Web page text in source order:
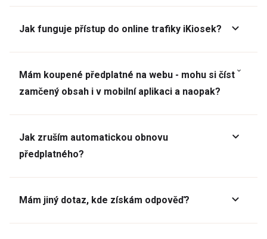
Jak funguje přístup do online trafiky iKiosek?
Mám koupené předplatné na webu - mohu si číst
zamčený obsah i v mobilní aplikaci a naopak?
Jak zruším automatickou obnovu
předplatného?
Mám jiný dotaz, kde získám odpověď?